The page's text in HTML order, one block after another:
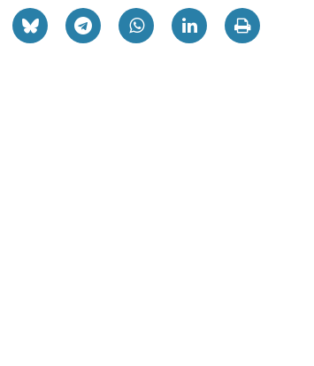
Higiezin agentziak